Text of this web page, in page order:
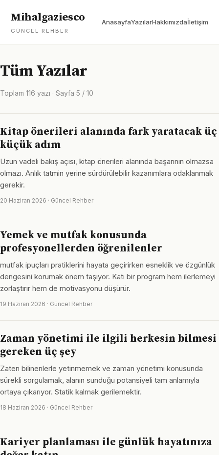
Mihalgaziesco
GÜNCEL REHBER
AnasayfaYazılarHakkımızdaİletişim
Tüm Yazılar
Toplam 116 yazı · Sayfa 5 / 10
Kitap önerileri alanında fark yaratacak üç
küçük adım
Uzun vadeli bakış açısı, kitap önerileri alanında başarının olmazsa
olmazı. Anlık tatmin yerine sürdürülebilir kazanımlara odaklanmak
gerekir.
20 Haziran 2026 · Güncel Rehber
Yemek ve mutfak konusunda
profesyonellerden öğrenilenler
mutfak ipuçları pratiklerini hayata geçirirken esneklik ve özgünlük
dengesini korumak önem taşıyor. Katı bir program hem ilerlemeyi
zorlaştırır hem de motivasyonu düşürür.
19 Haziran 2026 · Güncel Rehber
Zaman yönetimi ile ilgili herkesin bilmesi
gereken üç şey
Zaten bilinenlerle yetinmemek ve zaman yönetimi konusunda
sürekli sorgulamak, alanın sunduğu potansiyeli tam anlamıyla
ortaya çıkarıyor. Statik kalmak gerilemektir.
18 Haziran 2026 · Güncel Rehber
Kariyer planlaması ile günlük hayatınıza